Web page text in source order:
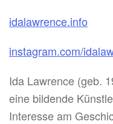
idalawrence.info
instagram.com/
Ida Lawrence (geb.
eine bildende
Interesse am